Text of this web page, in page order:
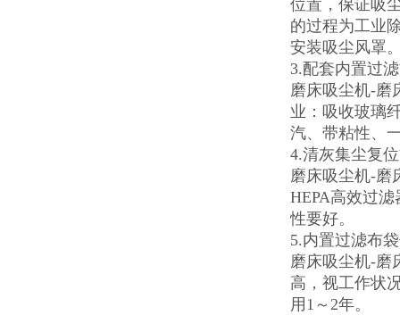
位置，保证吸
的过程为工业
安装吸尘风罩
3.配套内置过
磨床吸尘机-磨
业：吸收玻璃
汽、带粘性、
4.清灰集尘复
磨床吸尘机-磨
HEPA高效过
性要好。
5.内置过滤布
磨床吸尘机-磨
高，视工作状
用1～2年。